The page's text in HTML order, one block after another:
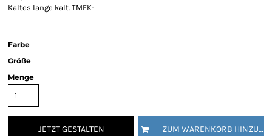
Kaltes lange kalt. TMFK-
Farbe
Größe
Menge
JETZT GESTALTEN ZUM WARENKORB HINZUFÜGEN